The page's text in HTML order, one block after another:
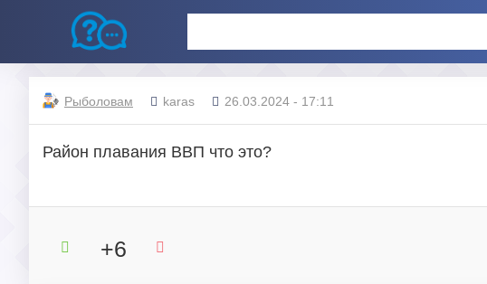
Рыболовам karas 26.03.2024 - 17:11
Район плавания ВВП что это?
+6